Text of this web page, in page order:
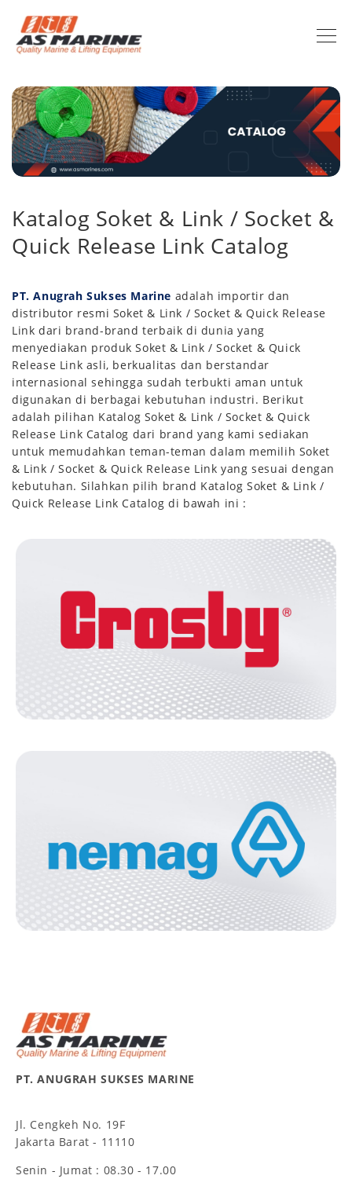
Katalog Soket & Link / Socket &
Quick Release Link Catalog
PT. Anugrah Sukses Marine adalah importir dan
distributor resmi Soket & Link / Socket & Quick Release
Link dari brand-brand terbaik di dunia yang
menyediakan produk Soket & Link / Socket & Quick
Release Link asli, berkualitas dan berstandar
internasional sehingga sudah terbukti aman untuk
digunakan di berbagai kebutuhan industri. Berikut
adalah pilihan Katalog Soket & Link / Socket & Quick
Release Link Catalog dari brand yang kami sediakan
untuk memudahkan teman-teman dalam memilih Soket
& Link / Socket & Quick Release Link yang sesuai dengan
kebutuhan. Silahkan pilih brand Katalog Soket & Link /
Quick Release Link Catalog di bawah ini :
PT. ANUGRAH SUKSES MARINE
Jl. Cengkeh No. 19F
Jakarta Barat - 11110
Senin - Jumat : 08.30 - 17.00